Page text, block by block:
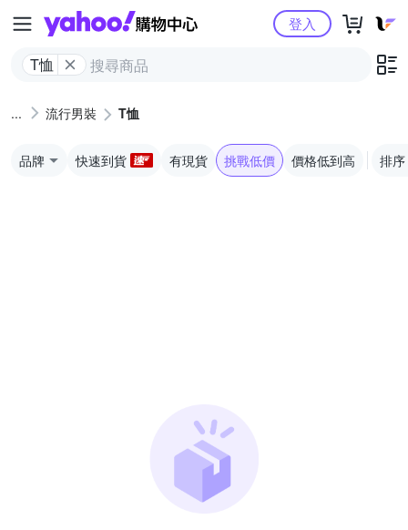
Yahoo購物中心
T恤
登入
流行男裝 T恤
品牌 快速到貨 有現貨 挑戰低價 價格低到高 排序